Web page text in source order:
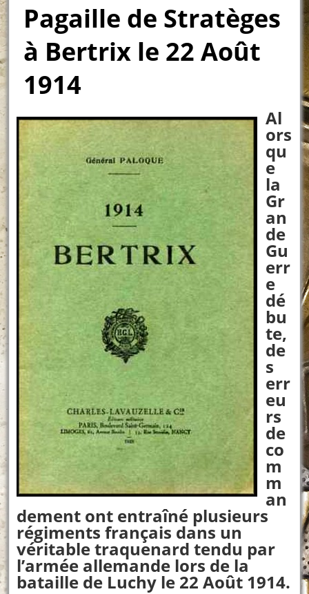
Pagaille de Stratèges
à Bertrix le 22 Août
1914
Al
ors
qu
e
la
Gr
an
de
Gu
err
e
dé
bu
te,
de
s
err
eu
rs
de
co
m
m
an
dement ont entraîné plusieurs
régiments français dans un
véritable traquenard tendu par
l’armée allemande lors de la
bataille de Luchy le 22 Août 1914.